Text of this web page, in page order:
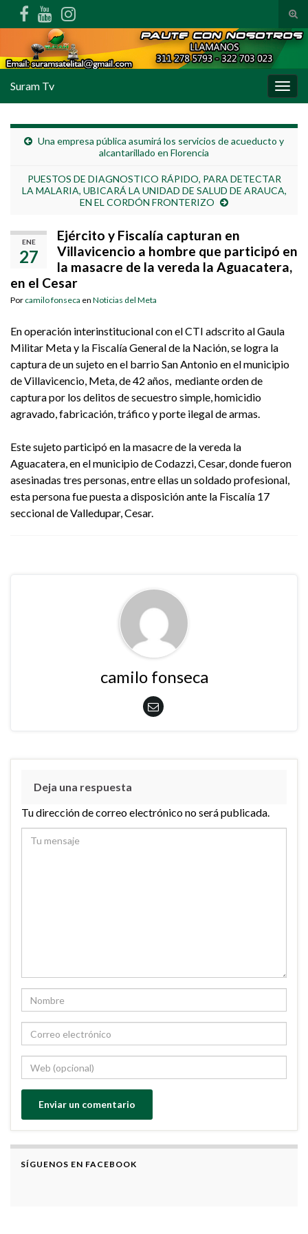
Suram Tv
Una empresa pública asumirá los servicios de acueducto y
alcantarillado en Florencia
PUESTOS DE DIAGNOSTICO RÁPIDO, PARA DETECTAR
LA MALARIA, UBICARÁ LA UNIDAD DE SALUD DE ARAUCA,
EN EL CORDÓN FRONTERIZO
ENE
27
Ejército y Fiscalía capturan en
Villavicencio a hombre que participó en
la masacre de la vereda la Aguacatera,
en el Cesar
Por camilo fonseca en Noticias del Meta
En operación interinstitucional con el CTI adscrito al Gaula
Militar Meta y la Fiscalía General de la Nación, se logra la
captura de un sujeto en el barrio San Antonio en el municipio
de Villavicencio, Meta, de 42 años, mediante orden de
captura por los delitos de secuestro simple, homicidio
agravado, fabricación, tráfico y porte ilegal de armas.
Este sujeto participó en la masacre de la vereda la
Aguacatera, en el municipio de Codazzi, Cesar, donde fueron
asesinadas tres personas, entre ellas un soldado profesional,
esta persona fue puesta a disposición ante la Fiscalía 17
seccional de Valledupar, Cesar.
camilo fonseca
Deja una respuesta
Tu dirección de correo electrónico no será publicada.
SÍGUENOS EN FACEBOOK